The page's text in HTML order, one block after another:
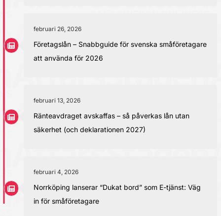
februari 26, 2026
Företagslån – Snabbguide för svenska småföretagare
att använda för 2026
februari 13, 2026
Ränteavdraget avskaffas – så påverkas lån utan
säkerhet (och deklarationen 2027)
februari 4, 2026
Norrköping lanserar “Dukat bord” som E-tjänst: Väg
in för småföretagare